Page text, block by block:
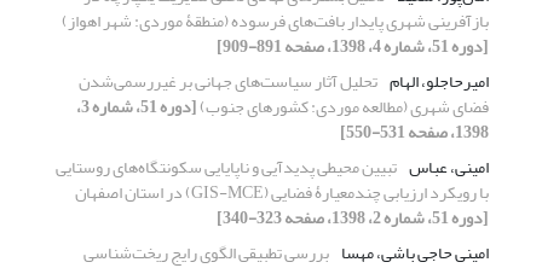
بازآفرینی شهری پایدار بافت‌های فرسوده (منطقۀ موردی: شهر اهواز)
[دوره 51، شماره 4، 1398، صفحه 891-909]
امیرحاجلو، الهام تحلیل آثار سیاست‌های جهانی بر غیررسمی‌شدن
فضای شهری (مطالعه موردی: کشورهای جنوب) [دوره 51، شماره 3،
1398، صفحه 531-550]
امینی، عباس تبیین محیطی پدیدآیی و ناپایایی سکونتگاه‌های روستایی
با رویکرد ارزیابی چندمعیارۀ فضایی (GIS-MCE) در استان اصفهان
[دوره 51، شماره 2، 1398، صفحه 323-340]
امینی حاجی باشی، مهسا بررسی تطبیقی الگوی رایج ریخت‏‌شناسی